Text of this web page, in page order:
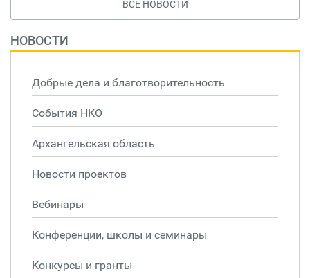
ВСЕ НОВОСТИ
НОВОСТИ
Добрые дела и благотворительность
События НКО
Архангельская область
Новости проектов
Вебинары
Конференции, школы и семинары
Конкурсы и гранты